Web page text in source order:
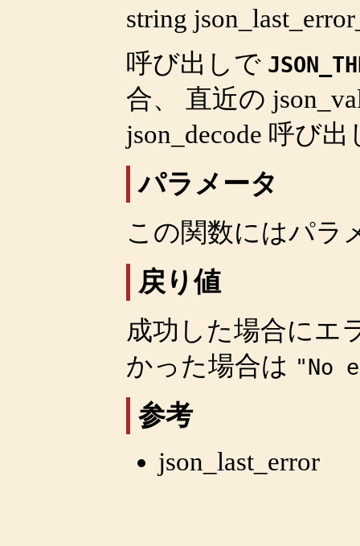
string
呼び出しで
合、 直近の
json_decode 呼び出
パラメータ
この関数にはパラ
戻り値
成功した場合にエ
かった場合は "No
参考
json_last_error